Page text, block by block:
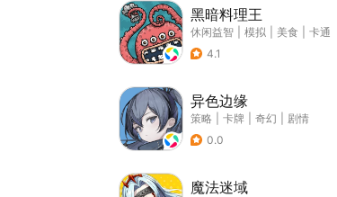
黑暗料理王
休闲益智 模拟 美食
卡通
4.1
异色边缘
策略 卡牌 奇幻
剧情
0.0
魔法迷域